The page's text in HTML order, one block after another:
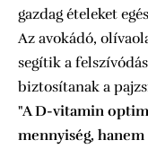
gazdag ételeket
Az avokádó,
segítik a
biztosítanak a
"A D-vitamin
mennyiség,